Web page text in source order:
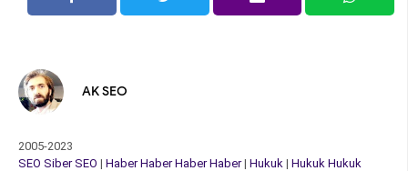
AK SEO
2005-2023
SEO Siber SEO | Haber Haber Haber Haber| Hukuk | Hukuk Hukuk